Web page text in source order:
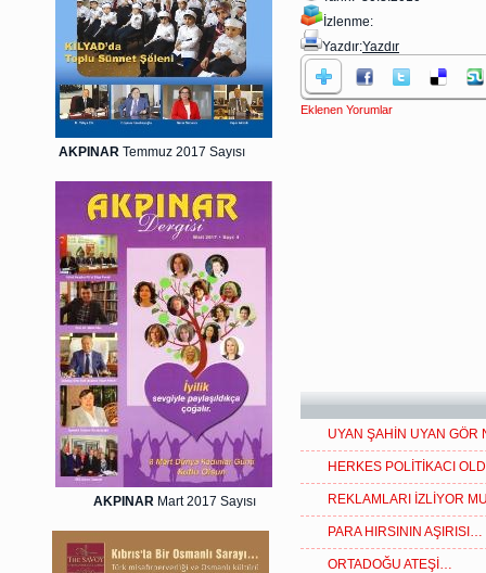
AKPINAR Temmuz 2017 Sayısı
AKPINAR Mart 2017 Sayısı
İzlenme:
Yazdır:Yazdır
Eklenen Yorumlar
UYAN ŞAHİN UYAN
HERKES POLİTİKACI
REKLAMLARI İZLİYOR
PARA HIRSININ AŞIRISI…
ORTADOĞU ATEŞİ…